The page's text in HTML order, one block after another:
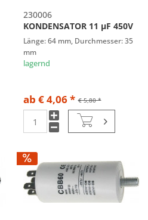
230006
KONDENSATOR 11 µF 450V
Länge: 64 mm, Durchmesser: 35
mm
lagernd
€ 5,80 *
ab € 4,06 *